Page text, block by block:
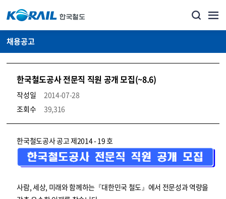
채용공고
한국철도공사 전문직 직원 공개 모집(~8.6)
작성일
2014-07-28
조회수
39,316
코레일소개_경영공시_채용공고 상세보기 – 내용, 파일, 담당자 연락처로 구성
한국철도공사 공고 제2014 - 19 호
사람, 세상, 미래와 함께하는『대한민국 철도』에서 전문성과 역량을